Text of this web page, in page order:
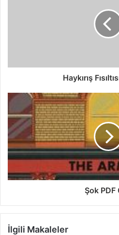
Haykırış
Şok PDF
İlgili Makaleler